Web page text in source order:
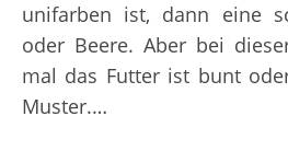
unifarben ist, dann eine
oder Beere. Aber bei
mal das Futter ist bunt
Muster.…